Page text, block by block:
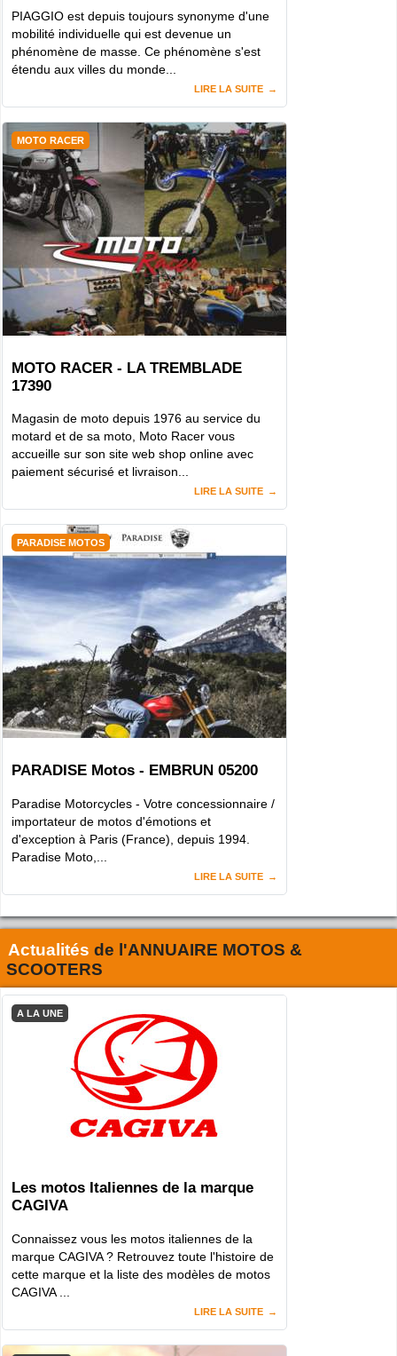
PIAGGIO est depuis toujours synonyme d'une
mobilité individuelle qui est devenue un
phénomène de masse. Ce phénomène s'est
étendu aux villes du monde...
LIRE LA SUITE
MOTO RACER
MOTO RACER - LA TREMBLADE
17390
Magasin de moto depuis 1976 au service du
motard et de sa moto, Moto Racer vous
accueille sur son site web shop online avec
paiement sécurisé et livraison...
LIRE LA SUITE
PARADISE MOTOS
PARADISE Motos - EMBRUN 05200
Paradise Motorcycles - Votre concessionnaire /
importateur de motos d'émotions et
d'exception à Paris (France), depuis 1994.
Paradise Moto,...
LIRE LA SUITE
Actualités de l'ANNUAIRE MOTOS &
SCOOTERS
A LA UNE
Les motos Italiennes de la marque
CAGIVA
Connaissez vous les motos italiennes de la
marque CAGIVA ? Retrouvez toute l'histoire de
cette marque et la liste des modèles de motos
CAGIVA ...
LIRE LA SUITE